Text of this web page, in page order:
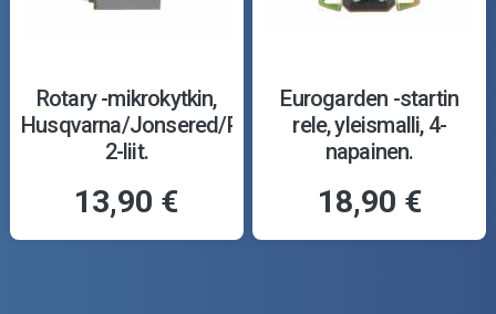
Rotary -mikrokytkin,
Husqvarna/Jonsered/Partner/MTD,
2-liit.
13,90 €
Eurogarden -startin
rele, yleismalli, 4-
napainen.
18,90 €